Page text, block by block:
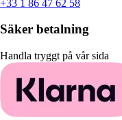
+33 1 86 47 62 58
Säker betalning
Handla tryggt på vår sida